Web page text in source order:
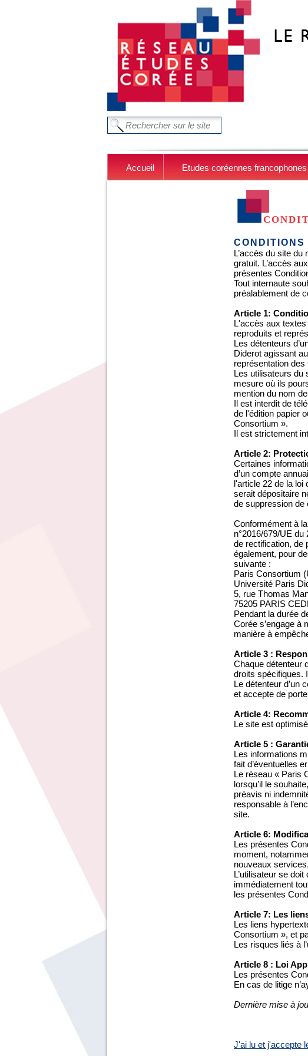
FORMULAIRE DE RECHERCHE
Chercher dans ce site
Accueil Etudes coréennes francophones
L’accès du site
gratuit. L’accès
présentes
Tout internaute
préalablement de
Article 1:
L'accès aux
reproduits et
Les détenteurs
Diderot agissant
représentation
Les utilisateurs du
mesure où ils
mention du nom de
Il est interdit de
de l'édition papier
Consortium ».
Il est strictement
Article 2:
Certaines
d’un compte
l'article 22 de la loi
serait dépositaire
de suppression de
Conformément à
n°2016/679/UE du
de rectification, de
également, pour
suivante :
Paris Consortium
Université Paris
5, rue Thomas
75205 PARIS
Pendant la durée
Corée s’engage à
manière à
Article 3 :
Chaque détenteur
droits spécifiques.
Le détenteur d’un
et accepte de
Article 4:
Le site est
Article 5 :
Les informations
fait d’éventuelles
Le réseau « Paris
lorsqu’il le
préavis ni
responsable à
site.
Article 6:
Les présentes
moment,
nouveaux services.
L’utilisateur se
immédiatement
les présentes
Article 7: Les
Les liens
Consortium », et
Les risques liés à
Article 8 : Loi
Les présentes
En cas de litige
Dernière mise à
J'ai lu et j'accepte